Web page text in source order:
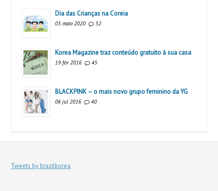
Dia das Crianças na Coreia
05 maio 2020 52
Korea Magazine traz conteúdo gratuito à sua casa
19 fev 2016 45
BLACKPINK – o mais novo grupo feminino da YG
06 jul 2016 40
Tweets by brazilkorea